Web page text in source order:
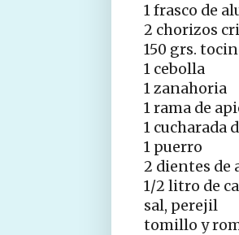
1 frasco de
2 chorizos
150 grs.
1 cebolla
1 zanahoria
1 rama de
1 cucharada
1 puerro
2 dientes de
1/2 litro de
sal, perejil
tomillo y